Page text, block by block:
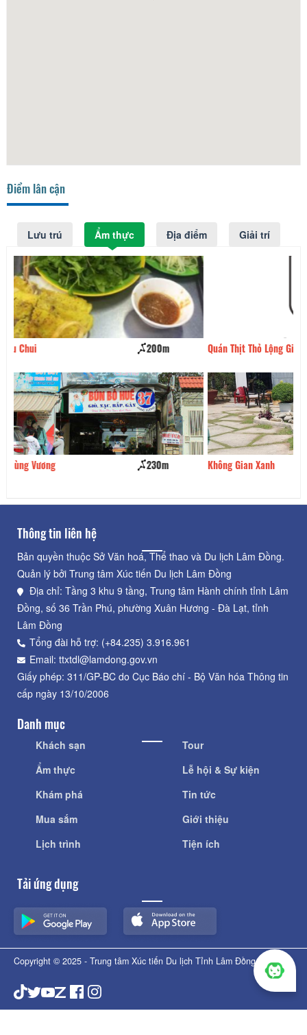
Điểm lân cận
Lưu trú Ẩm thực Địa điểm Giải trí
Quán Thịt Thỏ Lộng Gió 250m
Không Gian Xanh 270m
Thông tin liên hệ
Bản quyền thuộc Sở Văn hoá, Thể thao và Du lịch Lâm Đồng.
Quản lý bởi Trung tâm Xúc tiến Du lịch Lâm Đồng
Địa chỉ: Tầng 3 khu 9 tầng, Trung tâm Hành chính tỉnh Lâm
Đồng, số 36 Trần Phú, phường Xuân Hương - Đà Lạt, tỉnh
Lâm Đồng
Tổng đài hỗ trợ: (+84.235) 3.916.961
Email: ttxtdl@lamdong.gov.vn
Giấy phép: 311/GP-BC do Cục Báo chí - Bộ Văn hóa Thông tin
cấp ngày 13/10/2006
Danh mục
Khách sạn
Ẩm thực
Khám phá
Mua sắm
Lịch trình
Tour
Lễ hội & Sự kiện
Tin tức
Giới thiệu
Tiện ích
Tải ứng dụng
Copyright © 2025 - Trung tâm Xúc tiến Du lịch Tỉnh Lâm Đồng